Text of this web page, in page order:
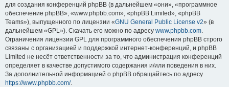
для создания конференций phpBB (в дальнейшем «они», «программное
обеспечение phpBB», «www.phpbb.com», «phpBB Limited», «phpBB
Teams»), выпущенного по лицензии «GNU General Public License v2» (в
дальнейшем «GPL»). Скачать его можно по адресу www.phpbb.com.
Ограничения лицензии GPL для программного обеспечения phpBB строго
связаны с организацией и поддержкой интернет-конференций, и phpBB
Limited не несёт ответственности за то, что администрация конференций
определяет в качестве допустимого содержания и/или поведения в них.
За дополнительной информацией о phpBB обращайтесь по адресу
https://www.phpbb.com/.